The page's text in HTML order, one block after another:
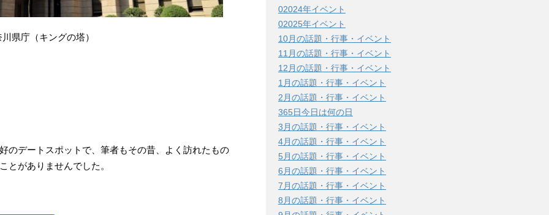
県庁（キングの塔）
のデートスポットで、筆者もその昔、よく訪れたもの
とがありませんでした。
02024年イベント
02025年イベント
10月の話題・行事・イベント
11月の話題・行事・イベント
12月の話題・行事・イベント
1月の話題・行事・イベント
2月の話題・行事・イベント
365日今日は何の日
3月の話題・行事・イベント
4月の話題・行事・イベント
5月の話題・行事・イベント
6月の話題・行事・イベント
7月の話題・行事・イベント
8月の話題・行事・イベント